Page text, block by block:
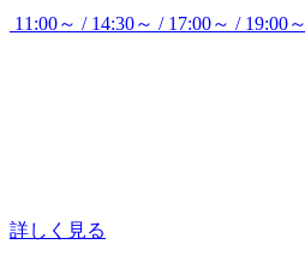
11:00～ / 14:30～ / 17:00～ / 19:00～
詳しく見る